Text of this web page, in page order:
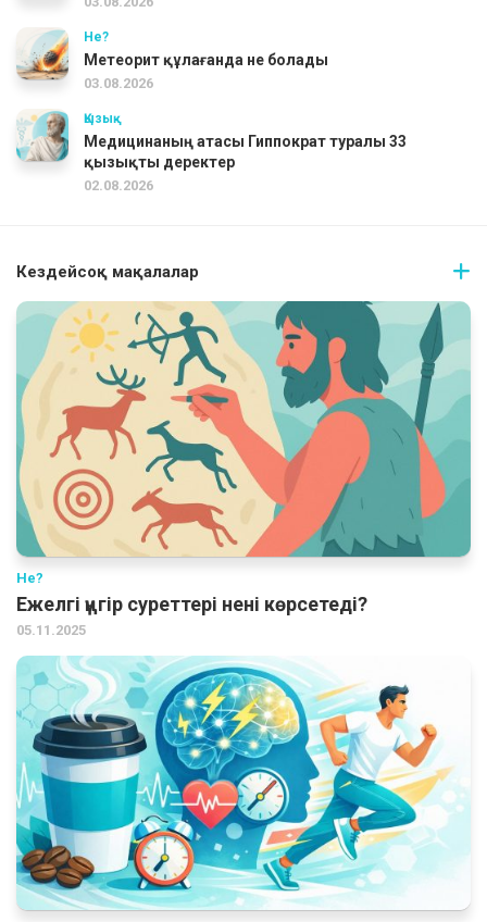
Не?
Метеорит құлағанда не болады
03.08.2026
Қызық
Медицинаның атасы Гиппократ туралы 33
қызықты деректер
02.08.2026
Кездейсоқ мақалалар
Не?
Ежелгі үңгір суреттері нені көрсетеді?
05.11.2025